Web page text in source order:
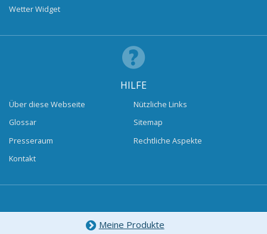
Wetter Widget
HILFE
Über diese Webseite
Glossar
Presseraum
Kontakt
Nützliche Links
Sitemap
Rechtliche Aspekte
Meine Produkte